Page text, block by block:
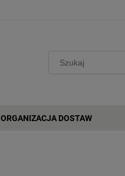
ORGANIZACJA DOSTAW